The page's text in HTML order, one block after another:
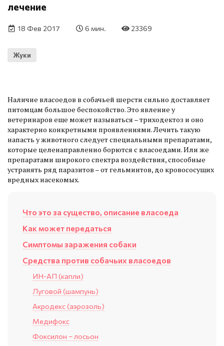
лечение
18 Фев 2017 6 мин. 23369
Жуки
Наличие власоедов в собачьей шерсти сильно доставляет
питомцам большое беспокойство. Это явление у
ветеринаров еще может называться – триходектоз и оно
характерно конкретными проявлениями. Лечить такую
напасть у животного следует специальными препаратами,
которые целенаправленно борются с власоедами. Или же
препаратами широкого спектра воздействия, способные
устранять ряд паразитов – от гельминтов, до кровососущих
вредных насекомых.
Что это за существо, описание власоеда
Как может передаться
Симптомы заражения собаки
Средства против собачьих власоедов
ИН-АП (капли)
Луговой (шампунь)
Акродекс (аэрозоль)
Медифокс
Фоксилон – лосьон